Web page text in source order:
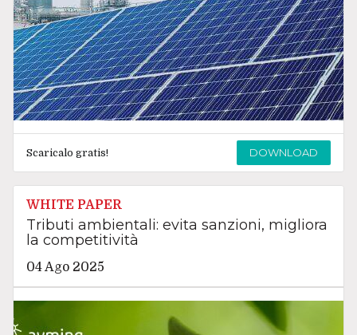
Scaricalo gratis! DOWNLOAD
WHITE PAPER
Tributi ambientali: evita sanzioni, migliora
la competitività
04 Ago 2025